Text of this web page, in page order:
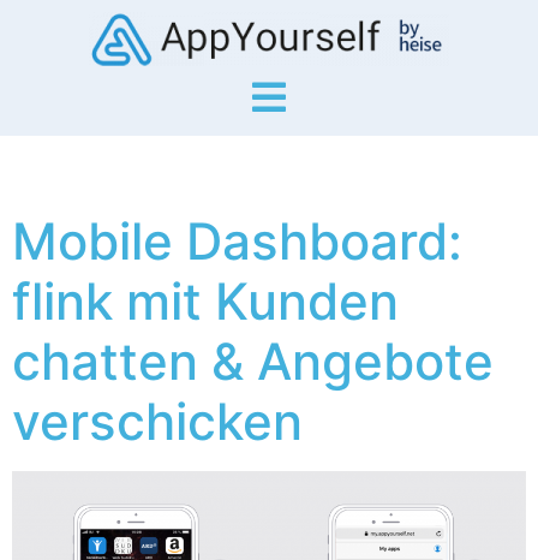
Mobile Dashboard:
flink mit Kunden
chatten & Angebote
verschicken